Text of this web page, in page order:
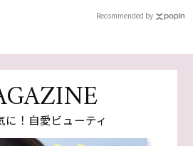
Recommended by
に！自愛ビューティ